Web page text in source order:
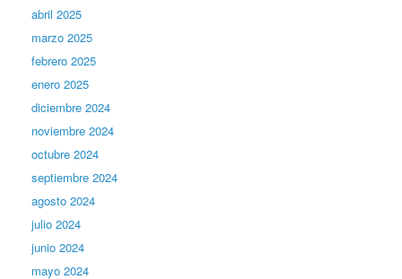
abril 2025
marzo 2025
febrero 2025
enero 2025
diciembre 2024
noviembre 2024
octubre 2024
septiembre 2024
agosto 2024
julio 2024
junio 2024
mayo 2024